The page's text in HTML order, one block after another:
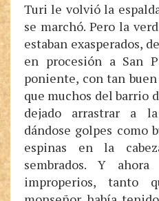
Turi le volvió la
se marchó. Pero la
estaban exasperados,
en procesión a San
poniente, con tan
que muchos del barrio
dejado arrastrar a
dándose golpes como
espinas en la
sembrados. Y
improperios, tanto